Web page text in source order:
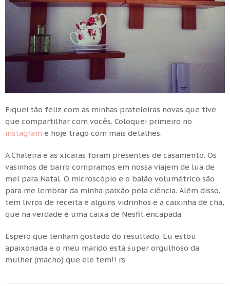
Fiquei tão feliz com as minhas prateleiras novas que tive
que compartilhar com vocês. Coloquei primeiro no
instagram e hoje trago com mais detalhes.
A Chaleira e as xícaras foram presentes de casamento. Os
vasinhos de barro compramos em nossa viajem de lua de
mel para Natal. O microscópio e o balão volumétrico são
para me lembrar da minha paixão pela ciência. Além disso,
tem livros de receita e alguns vidrinhos e a caixinha de chá,
que na verdade é uma caixa de Nesfit encapada.
Espero que tenham gostado do resultado. Eu estou
apaixonada e o meu marido está super orgulhoso da
mulher (macho) que ele tem!! rs